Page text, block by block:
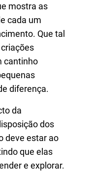
mostra as
cada um
Que tal
cantinho
diferença.
da
dos
deve estar ao
que elas
e explorar.